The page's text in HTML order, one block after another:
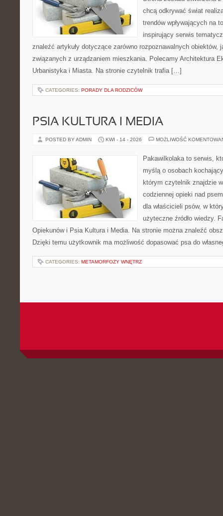
chcą odkrywać świat
trendów wpływających na
inspirujący serwis
znaleźć artykuły dotyczące zarówno rozpoznawalnych obiektów,
związanych z urządzaniem mieszkania. Polecamy Architektura
Urbanistyka i Miasta. Na stronie czytelnik trafia […]
CATEGORIES: PORADY DLA RODZICÓW
PSIA KULTURA I MEDIA
POSTED BY ADMIN KWI - 14 - 2026 MOŻLIWOŚĆ
Pakawilkolaka to serwis,
myślą o osobach
którym czytelnik znajdzie
codziennej opieki nad
dla właścicieli psów, w
użyteczne źródło wiedzy.
Opiekunów i Psia Kultura i Media. Na stronie można znaleźć
Dzięki temu użytkownik ma możliwość dopasować psa do
CATEGORIES: METAMORFOZY WNĘTRZ